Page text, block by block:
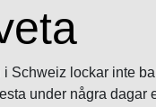
Schweiz lockar inte
under några